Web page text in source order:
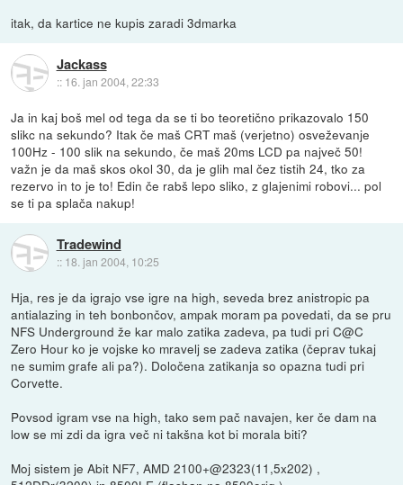
itak, da kartice ne kupis zaradi 3dmarka
Jackass
:: 16. jan 2004, 22:33
Ja in kaj boš mel od tega da se ti bo teoretično prikazovalo 150
slikc na sekundo? Itak če maš CRT maš (verjetno) osveževanje
100Hz - 100 slik na sekundo, če maš 20ms LCD pa največ 50!
važn je da maš skos okol 30, da je glih mal čez tistih 24, tko za
rezervo in to je to! Edin če rabš lepo sliko, z glajenimi robovi... pol
se ti pa splača nakup!
Tradewind
:: 18. jan 2004, 10:25
Hja, res je da igrajo vse igre na high, seveda brez anistropic pa
antialazing in teh bonbončov, ampak moram pa povedati, da se pru
NFS Underground že kar malo zatika zadeva, pa tudi pri C@C
Zero Hour ko je vojske ko mravelj se zadeva zatika (čeprav tukaj
ne sumim grafe ali pa?). Določena zatikanja so opazna tudi pri
Corvette.
Povsod igram vse na high, tako sem pač navajen, ker če dam na
low se mi zdi da igra več ni takšna kot bi morala biti?
Moj sistem je Abit NF7, AMD 2100+@2323(11,5x202) ,